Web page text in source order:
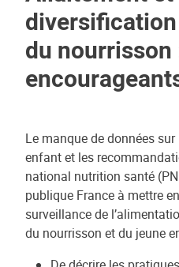
du
Le manque de données
enfant et les
national nutrition santé
publique France à mettre
surveillance de
du nourrisson et du jeune